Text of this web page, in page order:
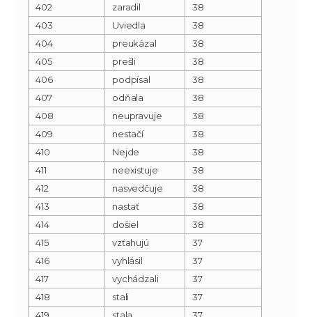
402
zaradil
38
403
Uviedla
38
404
preukázal
38
405
prešli
38
406
podpísal
38
407
odňala
38
408
neupravuje
38
409
nestačí
38
410
Nejde
38
411
neexistuje
38
412
nasvedčuje
38
413
nastať
38
414
došiel
38
415
vzťahujú
37
416
vyhlásil
37
417
vychádzali
37
418
stali
37
419
stala 37